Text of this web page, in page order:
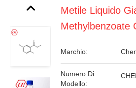
Metile Liquido
Methylbenzoate
Marchio:
Numero Di
Modello: